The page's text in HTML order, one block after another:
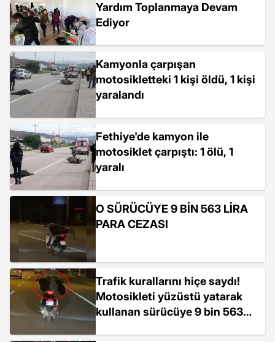
Yardım Toplanmaya Devam
Ediyor
Kamyonla çarpışan
motosikletteki 1 kişi öldü, 1 kişi
yaralandı
Fethiye'de kamyon ile
motosiklet çarpıştı: 1 ölü, 1
yaralı
O SÜRÜCÜYE 9 BİN 563 LİRA
PARA CEZASI
Trafik kurallarını hiçe saydı!
Motosikleti yüzüstü yatarak
kullanan sürücüye 9 bin 563